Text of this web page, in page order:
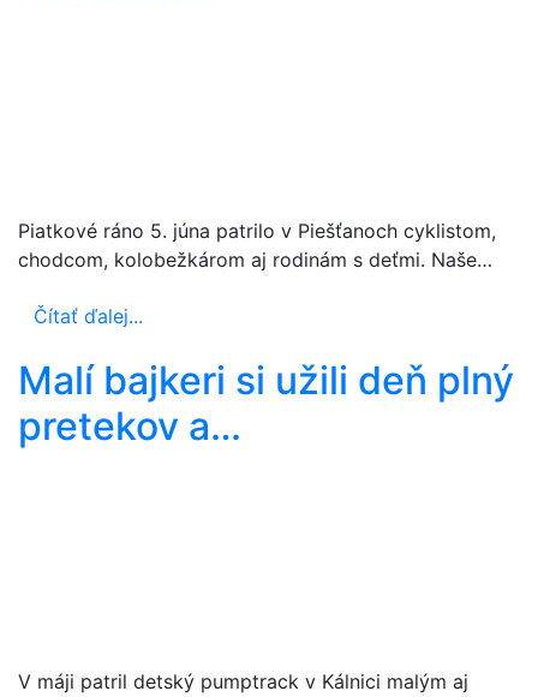
Piatkové ráno 5. júna patrilo v Piešťanoch cyklistom,
chodcom, kolobežkárom aj rodinám s deťmi. Naše…
Čítať ďalej...
Malí bajkeri si užili deň plný
pretekov a…
V máji patril detský pumptrack v Kálnici malým aj